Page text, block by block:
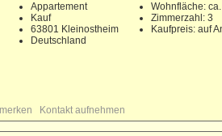
Appartement
Kauf
63801 Kleinostheim
Deutschland
Wohnfläche: ca.
Zimmerzahl: 3
Kaufpreis: auf
Kontakt aufnehmen